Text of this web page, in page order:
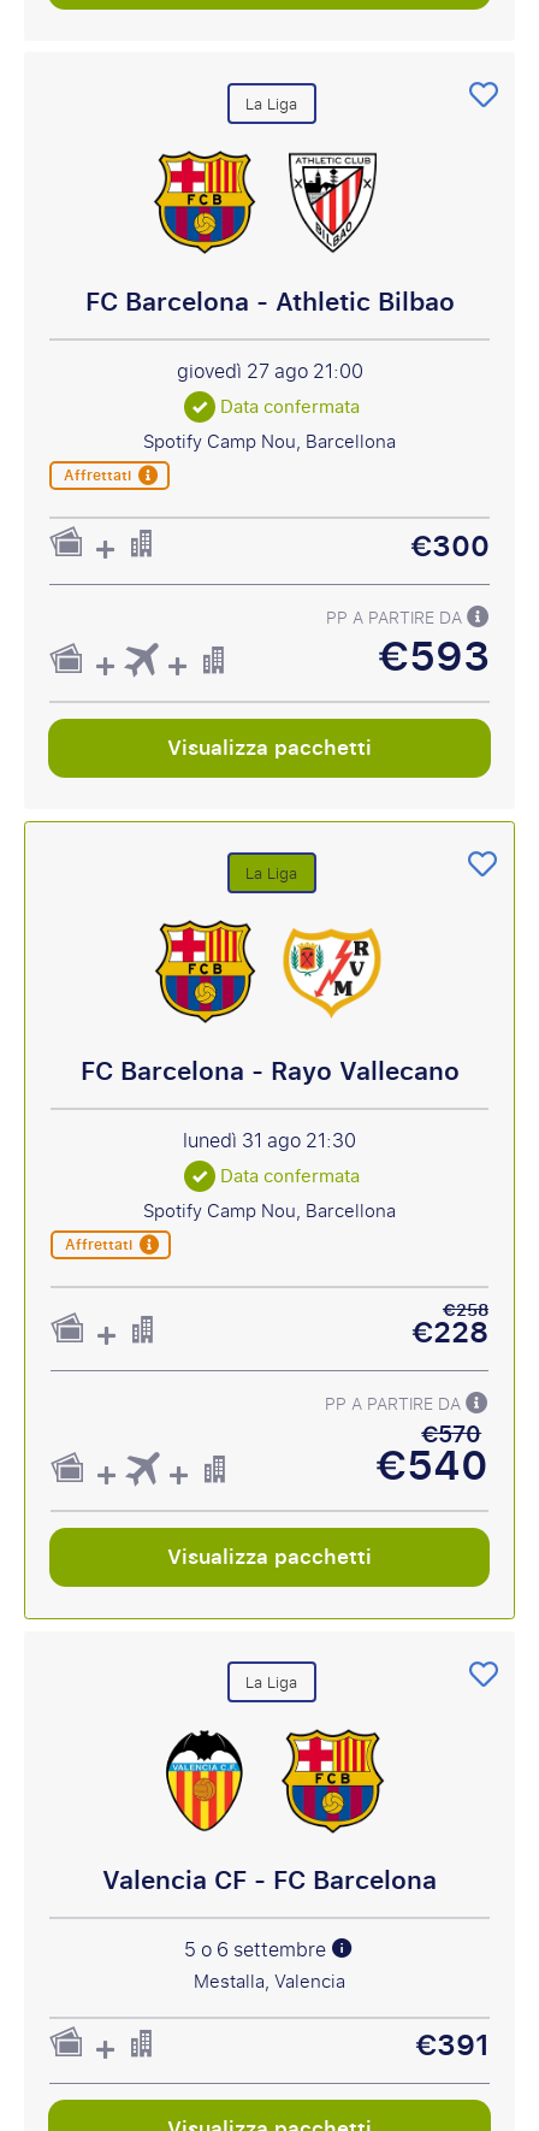
La Liga
FC Barcelona - Athletic Bilbao
giovedì 27 ago21:00
Data confermata
Spotify Camp Nou, Barcellona
Affrettati
€300
PP A PARTIRE DA
€593
Visualizza pacchetti
La Liga
FC Barcelona - Rayo Vallecano
lunedì 31 ago21:30
Data confermata
Spotify Camp Nou, Barcellona
Affrettati
€258
€228
PP A PARTIRE DA
€570
€540
Visualizza pacchetti
La Liga
Valencia CF - FC Barcelona
5 o 6 settembre
Mestalla, Valencia
€391